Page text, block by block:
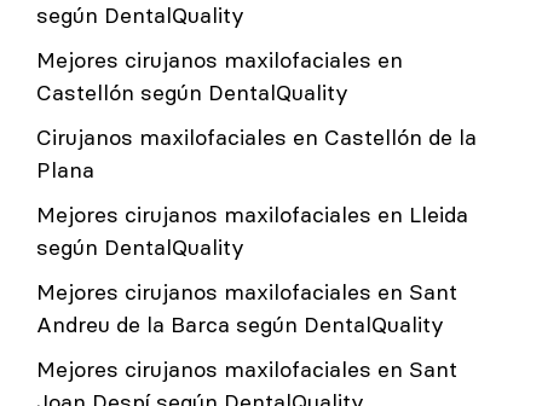
según DentalQuality
Mejores cirujanos maxilofaciales en
Castellón según DentalQuality
Cirujanos maxilofaciales en Castellón de la
Plana
Mejores cirujanos maxilofaciales en Lleida
según DentalQuality
Mejores cirujanos maxilofaciales en Sant
Andreu de la Barca según DentalQuality
Mejores cirujanos maxilofaciales en Sant